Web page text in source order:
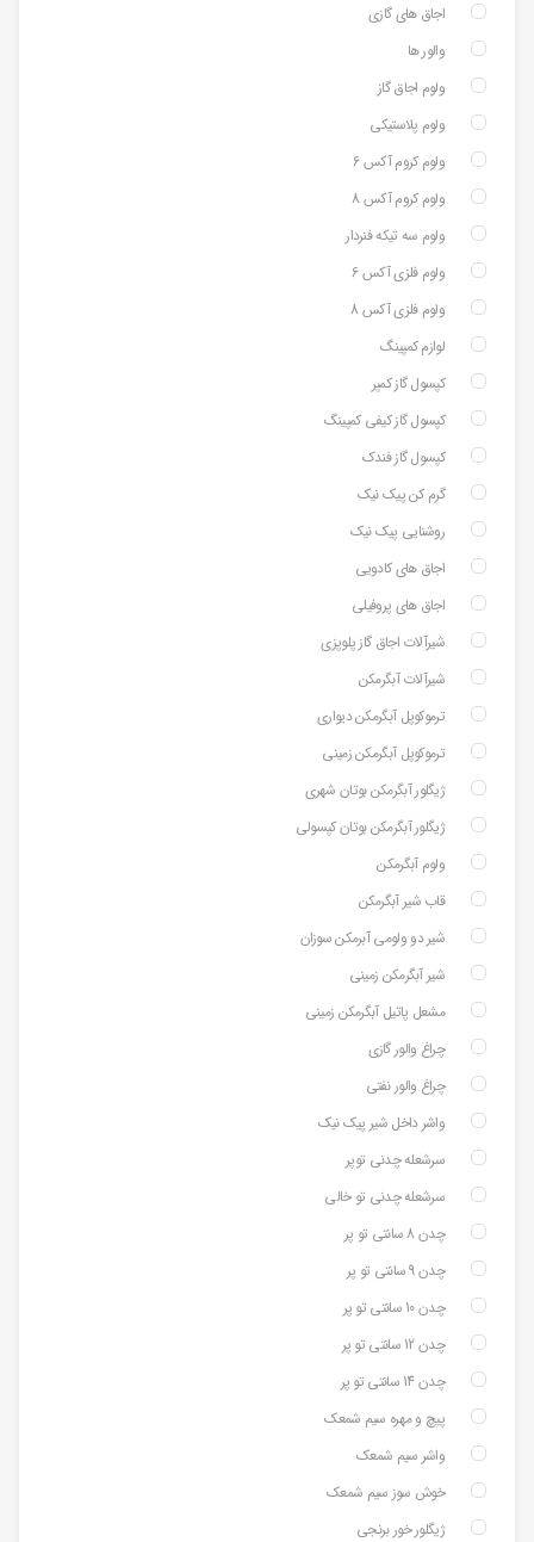
اجاق های گازی
والور ها
ولوم اجاق گاز
ولوم پلاستیکی
ولوم کروم آکس 6
ولوم کروم آکس 8
ولوم سه تیکه فنردار
ولوم فلزی آکس 6
ولوم فلزی آکس 8
لوازم کمپینگ
کپسول گاز کمپر
کپسول گاز کیفی کمپینگ
کپسول گاز فندک
گرم کن پیک نیک
روشنایی پیک نیک
اجاق های کادویی
اجاق های پروفیلی
شیرآلات اجاق گاز پلوپزی
شیرآلات آبگرمکن
ترموکوپل آبگرمکن دیواری
ترموکوپل آبگرمکن زمینی
ژیگلور آبگرمکن بوتان شهری
ژیگلور آبگرمکن بوتان کپسولی
ولوم آبگرمکن
قاب شیر آبگرمکن
شیر دو ولومی آبرمکن سوزان
شیر آبگرمکن زمینی
مشعل پاتیل آبگرمکن زمینی
چراغ والور گازی
چراغ والور نفتی
واشر داخل شیر پیک نیک
سرشعله چدنی توپر
سرشعله چدنی تو خالی
چدن 8 سانتی تو پر
چدن 9 سانتی تو پر
چدن 10 سانتی تو پر
چدن 12 سانتی تو پر
چدن 14 سانتی تو پر
پیچ و مهره سیم شمعک
واشر سیم شمعک
خوش سوز سیم شمعک
ژیگلور خور برنجی